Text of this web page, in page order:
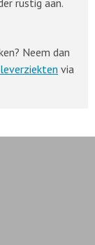
rustig aan.
Neem dan
via